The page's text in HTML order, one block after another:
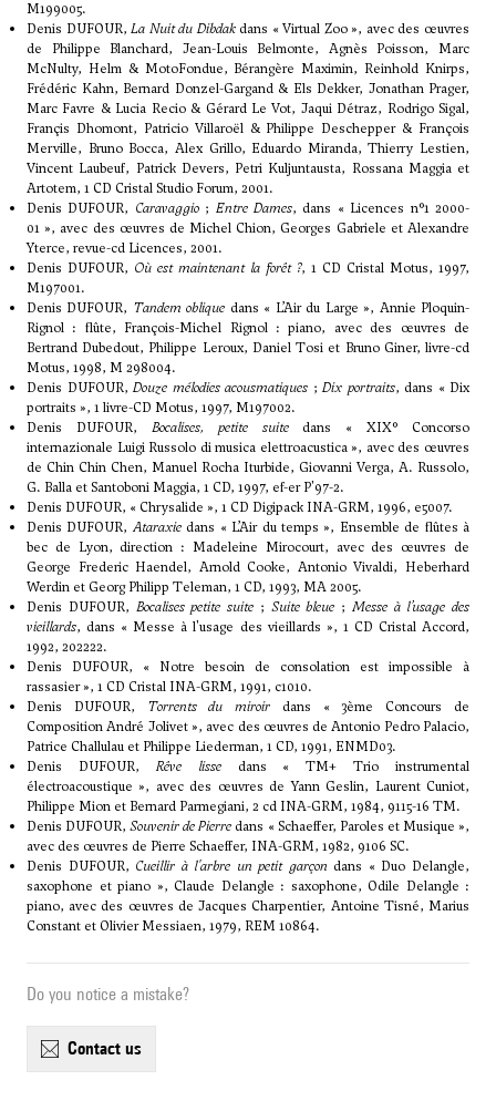
M199005.
Denis DUFOUR,La Nuit du Dibdakdans « Virtual Zoo », avec des œuvres
de Philippe Blanchard, Jean-Louis Belmonte, Agnès Poisson, Marc
McNulty, Helm & MotoFondue, Bérangère Maximin, Reinhold Knirps,
Frédéric Kahn, Bernard Donzel-Gargand & Els Dekker, Jonathan Prager,
Marc Favre & Lucia Recio & Gérard Le Vot, Jaqui Détraz, Rodrigo Sigal,
Françis Dhomont, Patricio Villaroël & Philippe Deschepper & François
Merville, Bruno Bocca, Alex Grillo, Eduardo Miranda, Thierry Lestien,
Vincent Laubeuf, Patrick Devers, Petri Kuljuntausta, Rossana Maggia et
Artotem, 1 CD Cristal Studio Forum, 2001.
Denis DUFOUR, Caravaggio; Entre Dames, dans « Licences n°1 2000-
01 », avec des œuvres de Michel Chion, Georges Gabriele et Alexandre
Yterce, revue-cd Licences, 2001.
Denis DUFOUR, Où est maintenant la forêt ?, 1 CD Cristal Motus, 1997,
M197001.
Denis DUFOUR, Tandem oblique dans « L’Air du Large », Annie Ploquin-
Rignol : flûte, François-Michel Rignol : piano, avec des œuvres de
Bertrand Dubedout, Philippe Leroux, Daniel Tosi et Bruno Giner, livre-cd
Motus, 1998, M 298004.
Denis DUFOUR, Douze mélodies acousmatiques ; Dix portraits, dans « Dix
portraits », 1 livre-CD Motus, 1997, M197002.
Denis DUFOUR, Bocalises, petite suitedans « XIX° Concorso
internazionale Luigi Russolo di musica elettroacustica », avec des œuvres
de Chin Chin Chen, Manuel Rocha Iturbide, Giovanni Verga, A. Russolo,
G. Balla et Santoboni Maggia, 1 CD, 1997, ef-er P'97-2.
Denis DUFOUR, « Chrysalide », 1 CD Digipack INA-GRM, 1996, e5007.
Denis DUFOUR,Ataraxiedans « L’Air du temps », Ensemble de flûtes à
bec de Lyon, direction : Madeleine Mirocourt, avec des œuvres de
George Frederic Haendel, Arnold Cooke, Antonio Vivaldi, Heberhard
Werdin et Georg Philipp Teleman, 1 CD, 1993, MA 2005.
Denis DUFOUR, Bocalises petite suite ; Suite bleue ; Messe à l’usage des
vieillards, dans « Messe à l'usage des vieillards », 1 CD Cristal Accord,
1992, 202222.
Denis DUFOUR, « Notre besoin de consolation est impossible à
rassasier », 1 CD Cristal INA-GRM, 1991, c1010.
Denis DUFOUR, Torrents du miroir dans « 3ème Concours de
Composition André Jolivet », avec des œuvres de Antonio Pedro Palacio,
Patrice Challulau et Philippe Liederman, 1 CD, 1991, ENMD03.
Denis DUFOUR, Rêve lissedans « TM+ Trio instrumental
électroacoustique », avec des œuvres de Yann Geslin, Laurent Cuniot,
Philippe Mion et Bernard Parmegiani, 2 cd INA-GRM, 1984, 9115-16 TM.
Denis DUFOUR,Souvenir de Pierre dans « Schaeffer, Paroles et Musique »,
avec des œuvres de Pierre Schaeffer, INA-GRM, 1982, 9106 SC.
Denis DUFOUR, Cueillir à l'arbre un petit garçon dans « Duo Delangle,
saxophone et piano », Claude Delangle : saxophone, Odile Delangle :
piano, avec des œuvres de Jacques Charpentier, Antoine Tisné, Marius
Constant et Olivier Messiaen, 1979, REM 10864.
Do you notice a mistake?
contact us